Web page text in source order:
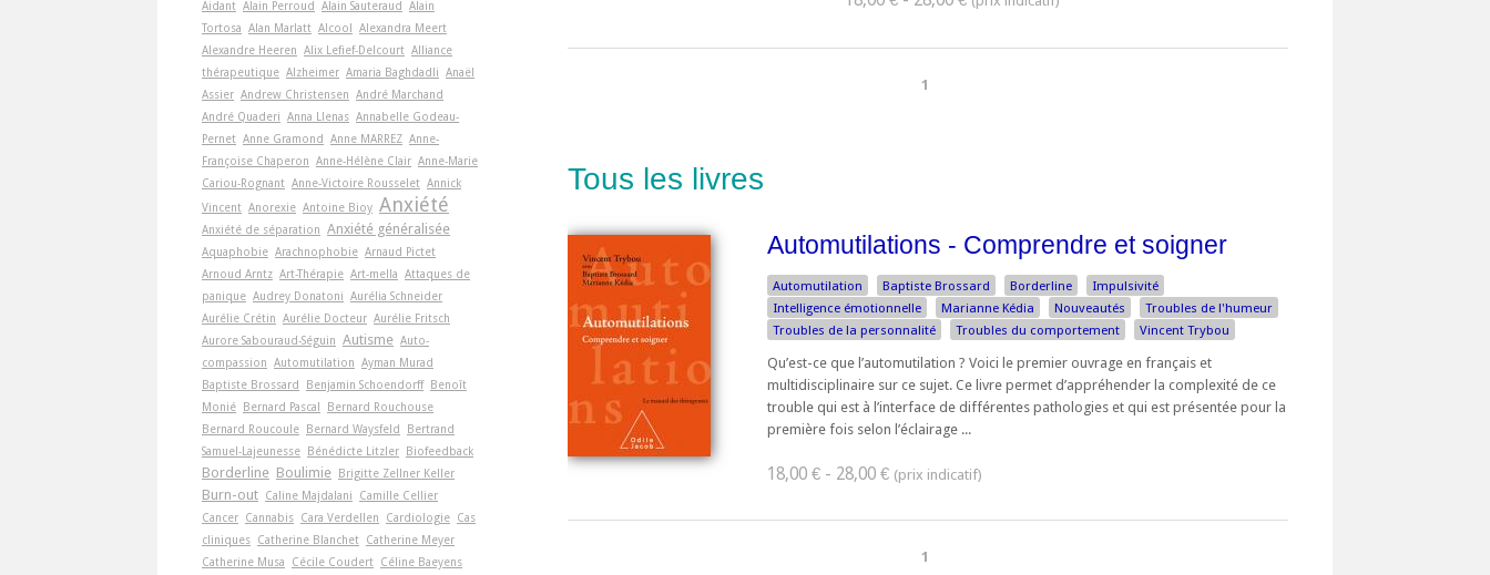
1
Tous les livres
Automutilations - Comprendre et soigner
Automutilation Baptiste Brossard Borderline
Impulsivité
Intelligence émotionnelle
Marianne Kédia Nouveautés
Troubles de l'humeur
Troubles de la personnalité
Troubles du comportement Vincent Trybou
Qu’est-ce que l’automutilation ? Voici le premier ouvrage en français et
multidisciplinaire sur ce sujet. Ce livre permet d’appréhender la complexité de ce
trouble qui est à l’interface de différentes pathologies et qui est présentée pour la
première fois selon l’éclairage ...
18,00 € - 28,00 €
1
Aidant Alain Perroud Alain Sauteraud Alain
Tortosa Alan Marlatt Alcool Alexandra Meert
Alexandre Heeren Alix Lefief-Delcourt Alliance
thérapeutique Alzheimer Amaria Baghdadli Anaël
Assier Andrew Christensen André Marchand
André Quaderi Anna Llenas Annabelle Godeau-
Pernet Anne Gramond Anne MARREZ Anne-
Françoise Chaperon Anne-Hélène Clair Anne-Marie
Cariou-Rognant Anne-Victoire Rousselet Annick
Vincent Anorexie Antoine Bioy Anxiété
Anxiété de séparation Anxiété généralisée
Aquaphobie Arachnophobie Arnaud Pictet
Arnoud Arntz Art-Thérapie Art-­mella Attaques de
panique Audrey Donatoni Aurélia Schneider
Aurélie Crétin Aurélie Docteur Aurélie Fritsch
Aurore Sabouraud-Séguin Autisme Auto-
compassion Automutilation Ayman Murad
Baptiste Brossard
Benjamin Schoendorff Benoît
Monié Bernard Pascal
Bernard Rouchouse
Bernard Roucoule Bernard Waysfeld
Bertrand
Samuel-Lajeunesse Bénédicte Litzler Biofeedback
Borderline Boulimie Brigitte Zellner Keller
Burn-out Caline Majdalani
Camille Cellier
Cancer Cannabis Cara Verdellen Cardiologie Cas
cliniques Catherine Blanchet Catherine Meyer
Catherine Musa
Cécile Coudert Céline Baeyens